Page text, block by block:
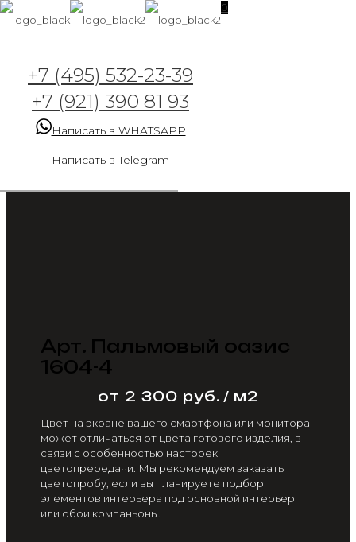
+7 (495) 532-23-39
+7 (921) 390 81 93
Написать в WHATSAPP
Написать в Telegram
0
Арт. Пальмовый оазис
1604-4
от 2 300 руб. / м2
Цвет на экране вашего смартфона или монитора
может отличаться от цвета готового изделия, в
связи с особенностью настроек
цветопрередачи. Мы рекомендуем заказать
цветопробу, если вы планируете подбор
элементов интерьера под основной интерьер
или обои компаньоны.